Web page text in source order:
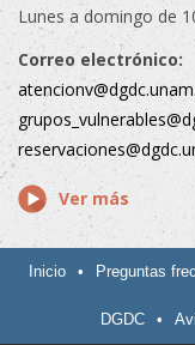
Lunes a domingo de
Correo electrónico:
Ver más
Inicio • Preguntas
DGDC •